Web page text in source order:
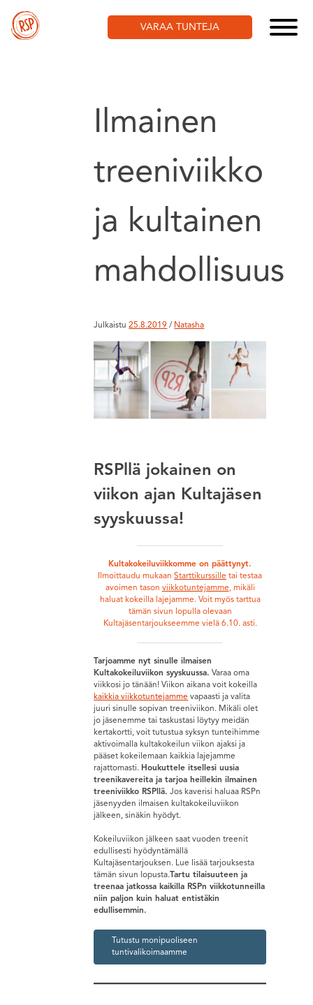
content
VARAA TUNTEJA
Ilmainen
treeniviikko
ja kultainen
mahdollisuus
Julkaistu25.8.2019 / Natasha
RSPllä jokainen on
viikon ajan Kultajäsen
syyskuussa!
Kultakokeiluviikkomme on päättynyt.
Ilmoittaudu mukaanStarttikurssille tai testaa
avoimen tason viikkotuntejamme, mikäli
haluat kokeilla lajejamme. Voit myös tarttua
tämän sivun lopulla olevaan
Kultajäsentarjoukseemme vielä 6.10. asti.
Tarjoamme nyt sinulle ilmaisen
Kultakokeiluviikon syyskuussa. Varaa oma
viikkosi jo tänään! Viikon aikana voit kokeilla
kaikkia viikkotuntejamme vapaasti ja valita
juuri sinulle sopivan treeniviikon. Mikäli olet
jo jäsenemme tai taskustasi löytyy meidän
kertakortti, voit tutustua syksyn tunteihimme
aktivoimalla kultakokeilun viikon ajaksi ja
pääset kokeilemaan kaikkia lajejamme
rajattomasti. Houkuttele itsellesi uusia
treenikavereita ja tarjoa heillekin ilmainen
treeniviikko RSPllä. Jos kaverisi haluaa RSPn
jäsenyyden ilmaisen kultakokeiluviikon
jälkeen, sinäkin hyödyt.
Kokeiluviikon jälkeen saat vuoden treenit
edullisesti hyödyntämällä
Kultajäsentarjouksen. Lue lisää tarjouksesta
tämän sivun lopusta.Tartu tilaisuuteen ja
treenaa jatkossa kaikilla RSPn viikkotunneilla
niin paljon kuin haluat entistäkin
edullisemmin.
Tutustu monipuoliseen
tuntivalikoimaamme